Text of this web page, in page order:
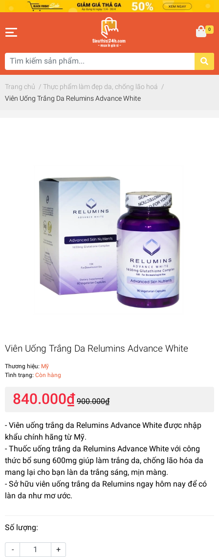
0
Trang chủ / Thực phẩm làm đẹp da, chống lão hoá /
Viên Uống Trắng Da Relumins Advance White
Viên Uống Trắng Da Relumins Advance White
Thương hiệu: Mỹ
Tình trạng: Còn hàng
840.000₫ 900.000₫
- Viên uống trắng da Relumins Advance White được nhập
khẩu chính hãng từ Mỹ.
- Thuốc uống trắng da Relumins Advance White với công
thức bổ sung 600mg giúp làm trắng da, chống lão hóa da
mang lại cho bạn làn da trắng sáng, mịn màng.
- Sở hữu viên uống trắng da Relumins ngay hôm nay để có
làn da như mơ ước.
Số lượng:
- +